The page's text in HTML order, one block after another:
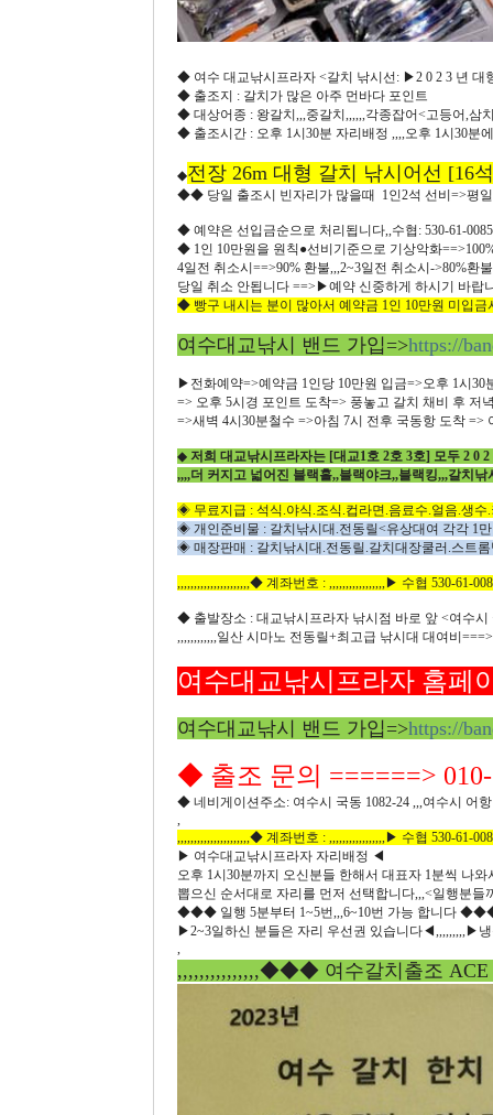
◆ 여수 대교낚시프라자 <갈치 낚시선: ▶2 0 2 3 년 대
◆ 출조지 : 갈치가 많은 아주 먼바다 포인트
◆ 대상어종 : 왕갈치,,,중갈치,,,,,,각종잡어<고등어,삼
◆ 출조시간 : 오후 1시30분 자리배정 ,,,,오후 1시30분
◆전장 26m 대형 갈치 낚시어선 [16
◆◆ 당일 출조시 빈자리가 많을때 1인2석 선비=>평
◆ 예약은 선입금순으로 처리됩니다,,수협: 530-61-
◆ 1인 10만원을 원칙●선비기준으로 기상악화
4일전 취소시==>90% 환불,,,2~3일전 취소시->80%환
당일 취소 안됩니다 ==>▶예약 신중하게 하시기 바랍
◆ 빵구 내시는 분이 많아서 예약금 1인 10만원 미입
여수대교낚시 밴드 가입=>https://
▶전화예약=>예약금 1인당 10만원 입금=>오후 1시30
=> 오후 5시경 포인트 도착=> 풍놓고 갈치 채비 후 저
=>새벽 4시30분철수 =>아침 7시 전후 국동항 도착
◆ 저희 대교낚시프라자는 [대교1호 2호 3호] 모두 2 0
,,,,더 커지고 넓어진 블랙홀,,블랙야크,,블랙킹,,,갈치낚
◈ 무료지급 : 석식.야식.조식.컵라면.음료수.얼음.생수
◈ 개인준비물 : 갈치낚시대.전동릴<유상대여 각각 1
◈ 매장판매 : 갈치낚시대.전동릴.갈치대장쿨러.스트
,,,,,,,,,,,,,,,,,,,,,,◆ 계좌번호 : ,,,,,,,,,,,,,,,,,▶ 수협 530-61-
◆ 출발장소 : 대교낚시프라자 낚시점 바로 앞 <여수시
,,,,,,,,,,,,일산 시마노 전동릴+최고급 낚시대 대여비
여수대교낚시프라자 홈페
여수대교낚시 밴드 가입=>https://
◆ 출조 문의 ======> 010-
◆ 네비게이션주소: 여수시 국동 1082-24 ,,,여수시 어
,
,,,,,,,,,,,,,,,,,,,,,,◆ 계좌번호 : ,,,,,,,,,,,,,,,,,▶ 수협 530-61-
▶ 여수대교낚시프라자 자리배정 ◀
오후 1시30분까지 오신분들 한해서 대표자 1분씩 나
뽑으신 순서대로 자리를 먼저 선택합니다,,,<일행분들
◆◆◆ 일행 5분부터 1~5번,,,6~10번 가능 합니다
▶2~3일하신 분들은 자리 우선권 있습니다◀,,,,,,,,,▶
,
,,,,,,,,,,,,,,,◆◆◆ 여수갈치출조